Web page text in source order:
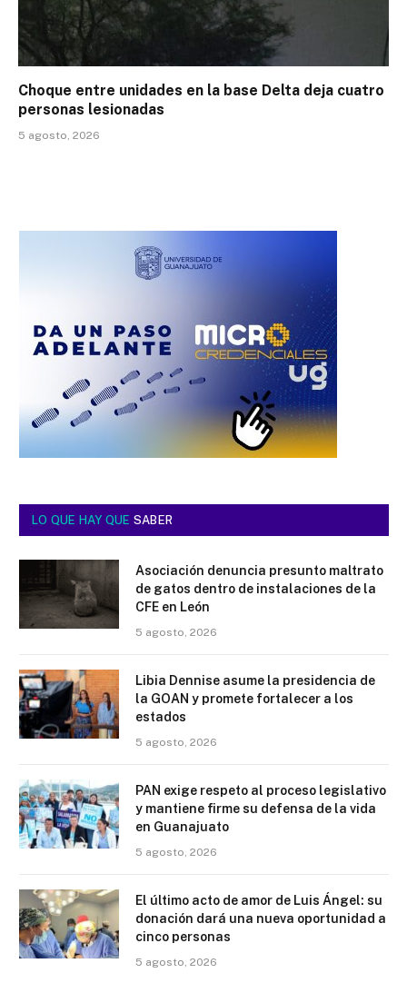
Choque entre unidades en la base Delta deja cuatro
personas lesionadas
5 agosto, 2026
LO QUE HAY QUE SABER
Asociación denuncia presunto maltrato
de gatos dentro de instalaciones de la
CFE en León
5 agosto, 2026
Libia Dennise asume la presidencia de
la GOAN y promete fortalecer a los
estados
5 agosto, 2026
PAN exige respeto al proceso legislativo
y mantiene firme su defensa de la vida
en Guanajuato
5 agosto, 2026
El último acto de amor de Luis Ángel: su
donación dará una nueva oportunidad a
cinco personas
5 agosto, 2026